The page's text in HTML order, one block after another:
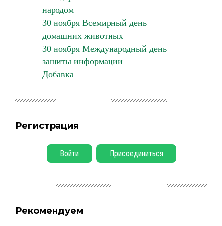
народом
30 ноября Всемирный день
домашних животных
30 ноября Международный день
защиты информации
Добавка
Регистрация
Войти Присоединиться
Рекомендуем